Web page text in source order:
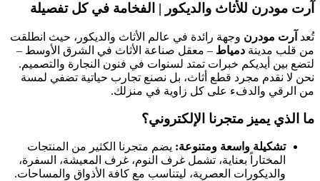
آرت مودرن للأثاث والديكور | الفخامة في كل تفصيلة
تُعد آرت مودرن وجهة رائدة في عالم الأثاث والديكور، حيث انطلقت
من قلب مدينة دمياط – معقل صناعة الأثاث في الشرق الأوسط –
لتضع بين أيديكم خبرات تمتد لسنوات في فنون النجارة والتصميم.
نحن لا نقدم مجرد قطع أثاث، بل نصنع تجارب حياتية تضفي لمسة
من الرقي والدفء على كل زاوية في منزلك.
ما الذي يميز متجرنا الإلكتروني؟
تشكيلة واسعة ومتنوعة: يضم متجرنا الكثير من المنتجات
المختاراً بعناية، تشمل غرف النوم، غرف المعيشة، السفرة،
والديكورات العصرية، ليتناسب مع كافة الأذواق والمساحات.